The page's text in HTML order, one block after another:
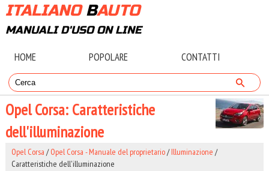
ITALIANOBAUTO
MANUALI D'USO ON LINE
HOME POPOLARE CONTATTI
Opel Corsa: Caratteristiche
dell'illuminazione
Opel Corsa /Opel Corsa - Manuale del proprietario/Illuminazione /
Caratteristiche dell'illuminazione